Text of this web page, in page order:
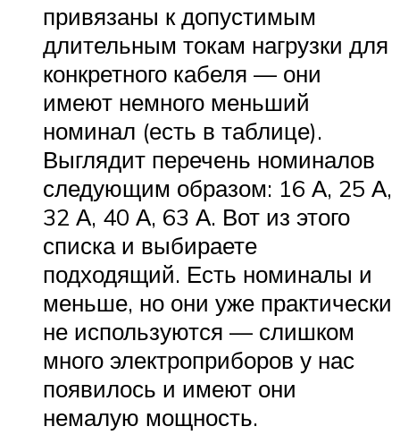
привязаны к допустимым
длительным токам нагрузки для
конкретного кабеля — они
имеют немного меньший
номинал (есть в таблице).
Выглядит перечень номиналов
следующим образом: 16 А, 25 А,
32 А, 40 А, 63 А. Вот из этого
списка и выбираете
подходящий. Есть номиналы и
меньше, но они уже практически
не используются — слишком
много электроприборов у нас
появилось и имеют они
немалую мощность.